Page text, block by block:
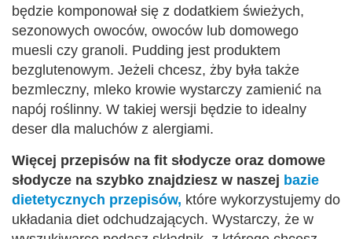
będzie komponował się z dodatkiem świeżych,
sezonowych owoców, owoców lub domowego
muesli czy granoli. Pudding jest produktem
bezglutenowym. Jeżeli chcesz, żby była także
bezmleczny, mleko krowie wystarczy zamienić na
napój roślinny. W takiej wersji będzie to idealny
deser dla maluchów z alergiami.
Więcej przepisów na fit słodycze oraz domowe
słodycze na szybko znajdziesz w naszej bazie
dietetycznych przepisów, które wykorzystujemy do
układania diet odchudzających. Wystarczy, że w